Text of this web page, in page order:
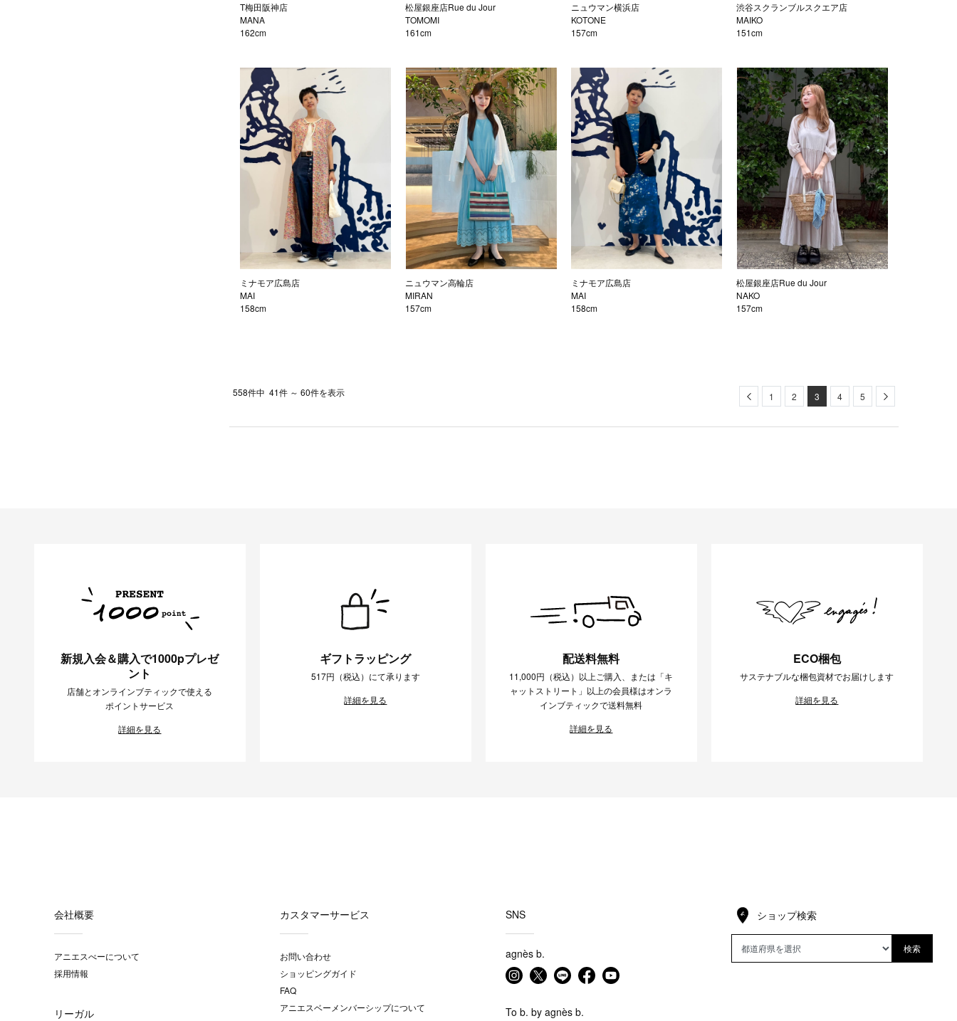
T梅田阪神店
MANA
162cm
松屋銀座店Rue du Jour
TOMOMI
161cm
ニュウマン横浜店
KOTONE
157cm
渋谷スクランブルスクエア店
MAIKO
151cm
ミナモア広島店
MAI
158cm
ニュウマン高輪店
MIRAN
157cm
ミナモア広島店
MAI
158cm
松屋銀座店Rue du Jour
NAKO
157cm
558件中 41件 ～ 60件を表示 Previous
1 2 3 4 5 Next
新規入会＆購入で1000pプレゼ
ント
店舗とオンラインブティックで使える
ポイントサービス
詳細を見る
ギフトラッピング
517円（税込）にて承ります
詳細を見る
配送料無料
11,000円（税込）以上ご購入、または「キ
ャットストリート」以上の会員様はオンラ
インブティックで送料無料
詳細を見る
ECO梱包
サステナブルな梱包資材でお届けします
詳細を見る
会社概要
アニエスべーについて
採用情報
リーガル
カスタマーサービス
お問い合わせ
ショッピングガイド
FAQ
アニエスベーメンバーシップについて
SNS
agnès b.
To b. by agnès b.
ショップ検索
検索